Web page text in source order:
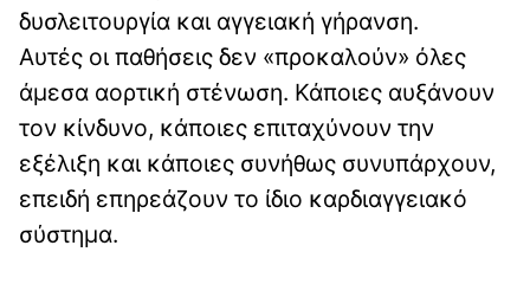
δυσλειτουργία και αγγειακή γήρανση.
Αυτές οι παθήσεις δεν «προκαλούν» όλες
άμεσα αορτική στένωση. Κάποιες αυξάνουν
τον κίνδυνο, κάποιες επιταχύνουν την
εξέλιξη και κάποιες συνήθως συνυπάρχουν,
επειδή επηρεάζουν το ίδιο καρδιαγγειακό
σύστημα.